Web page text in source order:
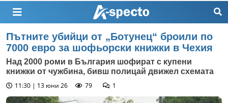
Пътните убийци от „Ботунец“ броили по
7000 евро за шофьорски книжки в Чехия
Над 2000 роми в България шофират с купени
книжки от чужбина, бивш полицай движел схемата
11:30 | 13 юни 26
79 1